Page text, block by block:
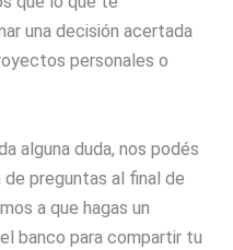
una decisión acertada
personales o
alguna duda, nos podés
preguntas al final de
a que hagas un
banco para compartir tu